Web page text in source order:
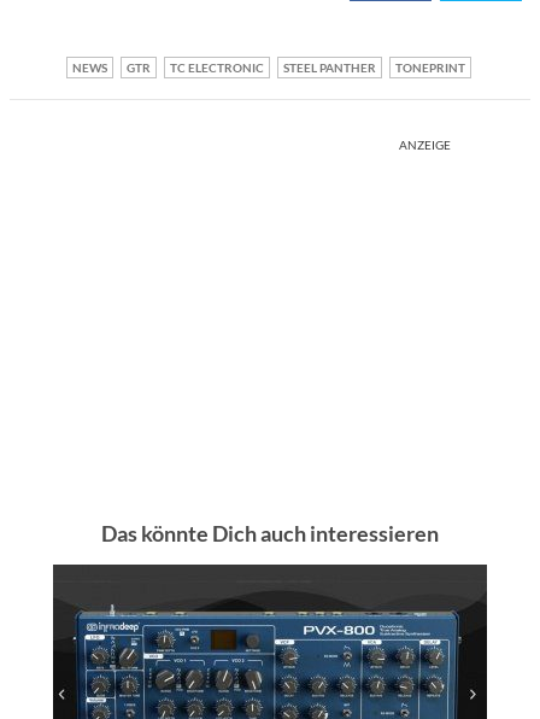
NEWS GTR TC ELECTRONIC STEEL PANTHER TONEPRINT
ANZEIGE
Das könnte Dich auch interessieren